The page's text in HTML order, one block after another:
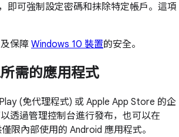
即可強制設定密碼和抹除特定帳戶。這項
保障 Windows 10 裝置的安全。
需的應用程式
(免代理程式) 或 Apple App Store 的企
透過管理控制台進行發布，也可以在
限內部使用的 Android 應用程式。